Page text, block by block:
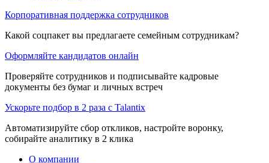
Корпоративная поддержка сотрудников
Какой соцпакет вы предлагаете семейным сотрудникам?
Оформляйте кандидатов онлайн
Проверяйте сотрудников и подписывайте кадровые
документы без бумаг и личных встреч
Ускорьте подбор в 2 раза с Talantix
Автоматизируйте сбор откликов, настройте воронку,
собирайте аналитику в 2 клика
О компании